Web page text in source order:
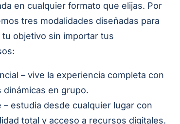
en cualquier formato que elijas. Por
tres modalidades diseñadas para
objetivo sin importar tus
– vive la experiencia completa con
dinámicas en grupo.
– estudia desde cualquier lugar con
total y acceso a recursos digitales.